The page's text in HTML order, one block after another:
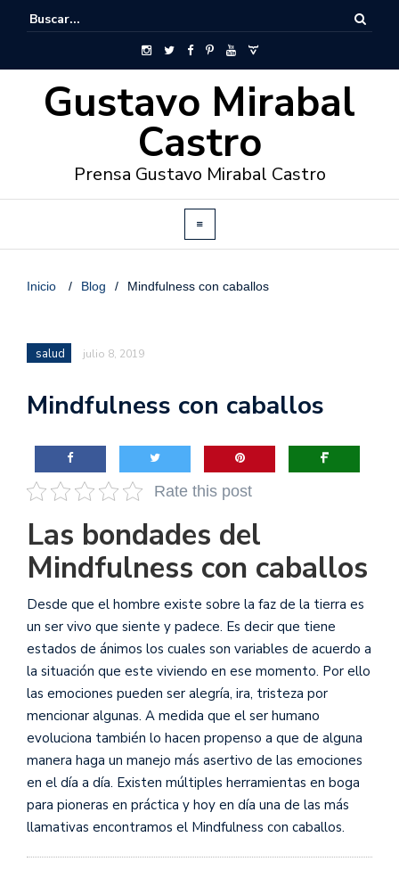
Gustavo Mirabal
Castro
Prensa Gustavo Mirabal Castro
Inicio / Blog / Mindfulness con caballos
salud julio 8, 2019
Mindfulness con caballos
Rate this post
Las bondades del
Mindfulness con caballos
Desde que el hombre existe sobre la faz de la tierra es
un ser vivo que siente y padece. Es decir que tiene
estados de ánimos los cuales son variables de acuerdo a
la situación que este viviendo en ese momento. Por ello
las emociones pueden ser alegría, ira, tristeza por
mencionar algunas. A medida que el ser humano
evoluciona también lo hacen propenso a que de alguna
manera haga un manejo más asertivo de las emociones
en el día a día. Existen múltiples herramientas en boga
para pioneras en práctica y hoy en día una de las más
llamativas encontramos el Mindfulness con caballos.